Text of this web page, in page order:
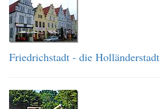
Friedrichstadt - die Holländerstadt